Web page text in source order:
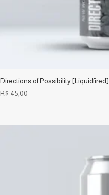
Directions of Possibility [Liquidfired]
R$ 45,00